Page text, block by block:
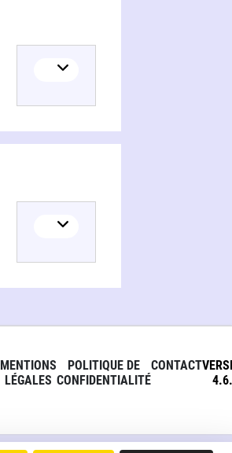
MENTIONS
LÉGALES
POLITIQUE DE
CONFIDENTIALITÉ
CONTACT